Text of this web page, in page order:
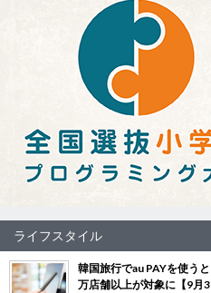
ライフスタイル
韓国旅行でau PAYを使う
万店舗以上が対象に【9月